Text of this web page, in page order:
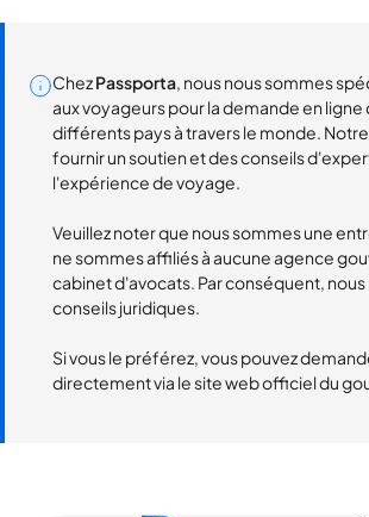
ChezPassporta, nous nous sommes
aux voyageurs pour la demande en ligne
différents pays à travers le monde.
fournir un soutien et des conseils
l'expérience de voyage.
Veuillez noter que nous sommes une
ne sommes affiliés à aucune agence
cabinet d'avocats. Par conséquent,
conseils juridiques.
Si vous le préférez, vous pouvez
directement via le site web officiel du